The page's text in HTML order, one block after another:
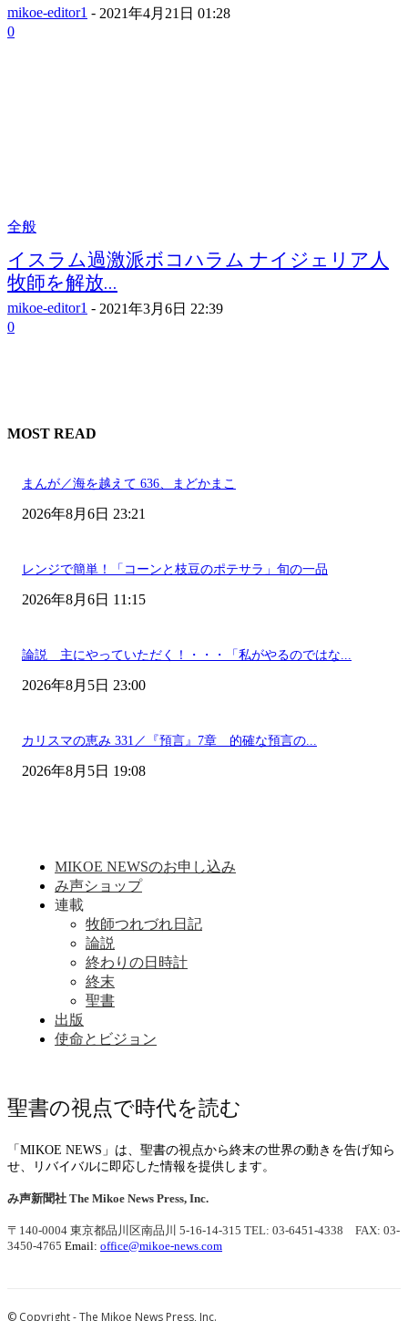
mikoe-editor1 - 2021年4月21日 01:28
0
全般
イスラム過激派ボコハラム ナイジェリア人
牧師を解放...
mikoe-editor1 - 2021年3月6日 22:39
0
MOST READ
まんが／海を越えて 636、まどかまこ
2026年8月6日 23:21
レンジで簡単！「コーンと枝豆のポテサラ」旬の一品
2026年8月6日 11:15
論説 主にやっていただく！・・・「私がやるのではな...
2026年8月5日 23:00
カリスマの恵み 331／『預言』7章 的確な預言の...
2026年8月5日 19:08
MIKOE NEWSのお申し込み
み声ショップ
連載
牧師つれづれ日記
論説
終わりの日時計
終末
聖書
出版
使命とビジョン
聖書の視点で時代を読む
「MIKOE NEWS」は、聖書の視点から終末の世界の動きを告げ知ら
せ、リバイバルに即応した情報を提供します。
み声新聞社 The Mikoe News Press, Inc.
〒140-0004 東京都品川区南品川 5-16-14-315 TEL: 03-6451-4338 FAX: 03-
3450-4765 Email: office@mikoe-news.com
© Copyright - The Mikoe News Press, Inc.